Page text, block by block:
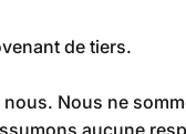
de tiers.
Nous ne
aucune